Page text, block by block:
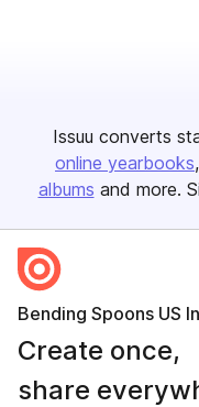
Issuu converts
online yearbooks
albums and more.
Bending Spoons US
Create once,
share